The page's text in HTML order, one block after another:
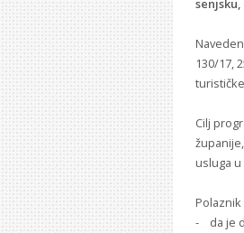
130/17,
Cilj
usluga
- da je